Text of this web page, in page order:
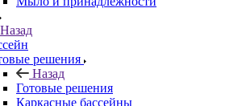
Назад
решения
Назад
Готовые решения
Каркасные бассейны